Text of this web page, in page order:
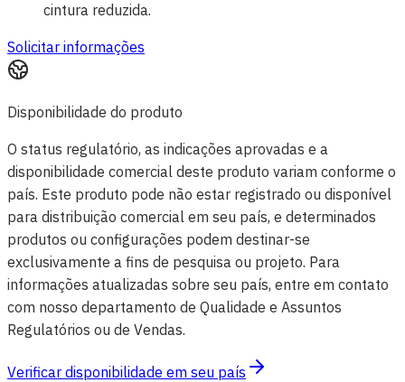
cintura reduzida.
Solicitar informações
Disponibilidade do produto
O status regulatório, as indicações aprovadas e a
disponibilidade comercial deste produto variam conforme o
país. Este produto pode não estar registrado ou disponível
para distribuição comercial em seu país, e determinados
produtos ou configurações podem destinar-se
exclusivamente a fins de pesquisa ou projeto. Para
informações atualizadas sobre seu país, entre em contato
com nosso departamento de Qualidade e Assuntos
Regulatórios ou de Vendas.
Verificar disponibilidade em seu país